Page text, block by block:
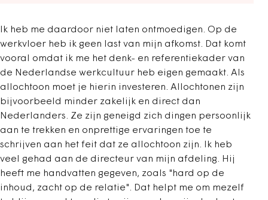
Ik heb me daardoor niet laten ontmoedigen. Op de
werkvloer heb ik geen last van mijn afkomst. Dat komt
vooral omdat ik me het denk- en referentiekader van
de Nederlandse werkcultuur heb eigen gemaakt. Als
allochtoon moet je hierin investeren. Allochtonen zijn
bijvoorbeeld minder zakelijk en direct dan
Nederlanders. Ze zijn geneigd zich dingen persoonlijk
aan te trekken en onprettige ervaringen toe te
schrijven aan het feit dat ze allochtoon zijn. Ik heb
veel gehad aan de directeur van mijn afdeling. Hij
heeft me handvatten gegeven, zoals "hard op de
inhoud, zacht op de relatie". Dat helpt me om mezelf